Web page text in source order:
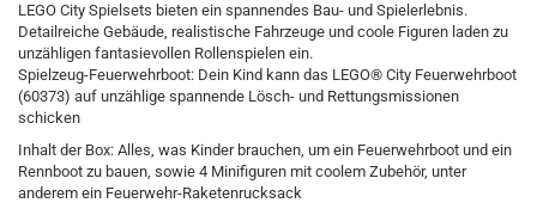
LEGO City Spielsets bieten ein spannendes Bau- und Spielerlebnis.
Detailreiche Gebäude, realistische Fahrzeuge und coole Figuren laden zu
unzähligen fantasievollen Rollenspielen ein.
Spielzeug-Feuerwehrboot: Dein Kind kann das LEGO® City Feuerwehrboot
(60373) auf unzählige spannende Lösch- und Rettungsmissionen
schicken
Inhalt der Box: Alles, was Kinder brauchen, um ein Feuerwehrboot und ein
Rennboot zu bauen, sowie 4 Minifiguren mit coolem Zubehör, unter
anderem ein Feuerwehr-Raketenrucksack